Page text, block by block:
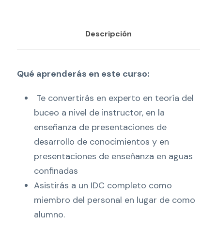
Descripción
Qué aprenderás en este curso:
Te convertirás en experto en teoría del
buceo a nivel de instructor, en la
enseñanza de presentaciones de
desarrollo de conocimientos y en
presentaciones de enseñanza en aguas
confinadas
Asistirás a un IDC completo como
miembro del personal en lugar de como
alumno.